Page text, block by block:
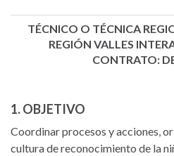
TÉCNICO O TÉCNICA
REGIÓN VALLES
CONTRATO:
1. OBJETIVO
Coordinar procesos y acciones,
cultura de reconocimiento de la